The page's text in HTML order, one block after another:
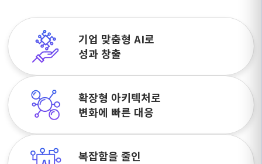
기업 맞춤형 AI로
성과 창출
확장형 아키텍처로
변화에 빠른 대응
복잡함을 줄인